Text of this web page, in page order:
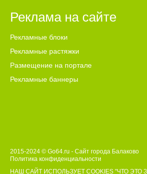
Реклама на сайте
Рекламные блоки
Рекламные растяжки
Размещение на портале
Рекламные баннеры
2015-2024 © Go64.ru - Сайт города Балаково
Политика конфиденциальности
НАШ САЙТ ИСПОЛЬЗУЕТ COOKIES "ЧТО ЭТО